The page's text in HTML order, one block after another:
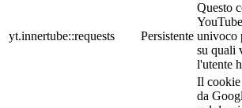
yt.innertube::requests Persistente
Questo
univoco
su quali
l'utente
Il cookie
da